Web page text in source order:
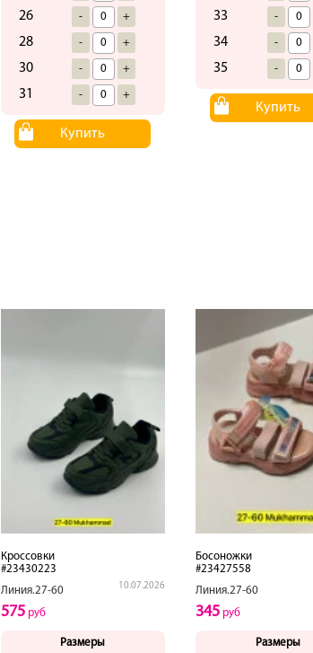
26 - +
28 - +
30 - +
31 - +
Купить
33 -
34 -
35 -
Купить
Кроссовки
#23430223
Линия.27-60
10.07.2026
575руб
Размеры
Босоножки
#23427558
Линия.27-60
345 руб
Размеры